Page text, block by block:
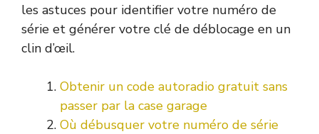
les astuces pour identifier votre numéro de
série et générer votre clé de déblocage en un
clin d’œil.
Obtenir un code autoradio gratuit sans
passer par la case garage
Où débusquer votre numéro de série